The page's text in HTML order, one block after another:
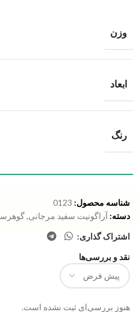
وزن
ابعاد
رنگ
شناسه محصول: 0123
دسته: آراگونیت سفید مرجانی,
اشتراک گذاری:
نقد و بررسی‌ها
هنوز بررسی‌ای ثبت نشده است.